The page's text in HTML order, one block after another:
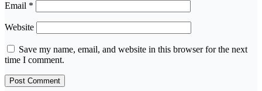
Email *
Website
Save my name, email, and website in this browser for the next
time I comment.